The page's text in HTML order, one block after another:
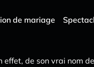
de mariage
de son vrai nom